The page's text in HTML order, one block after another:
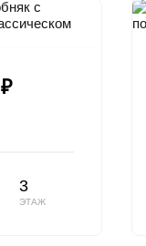
₽
3
ЭТАЖ